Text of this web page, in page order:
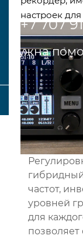
настроек
частот,
уровней
для
позволяет
+7 707
Нужна